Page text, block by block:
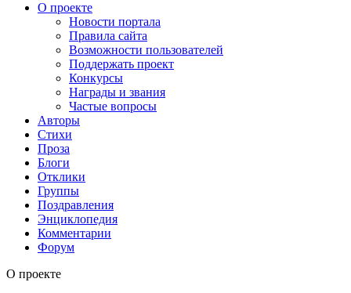
О проекте
Новости портала
Правила сайта
Возможности пользователей
Поддержать проект
Конкурсы
Награды и звания
Частые вопросы
Авторы
Стихи
Проза
Блоги
Отклики
Группы
Поздравления
Энциклопедия
Комментарии
Форум
О проекте